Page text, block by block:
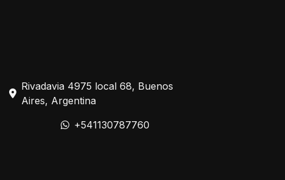
Rivadavia 4975 local 68, Buenos
Aires, Argentina
+541130787760